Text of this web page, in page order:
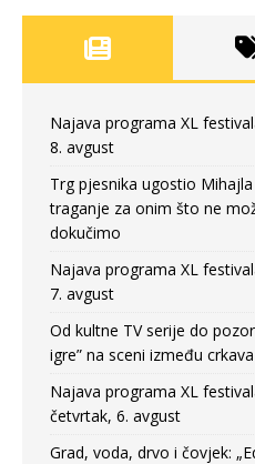
Najava programa XL
8. avgust
Trg pjesnika ugostio
traganje za onim što ne
dokučimo
Najava programa XL
7. avgust
Od kultne TV serije do
igre” na sceni između crkava
Najava programa XL
četvrtak, 6. avgust
Grad, voda, drvo i čovjek: